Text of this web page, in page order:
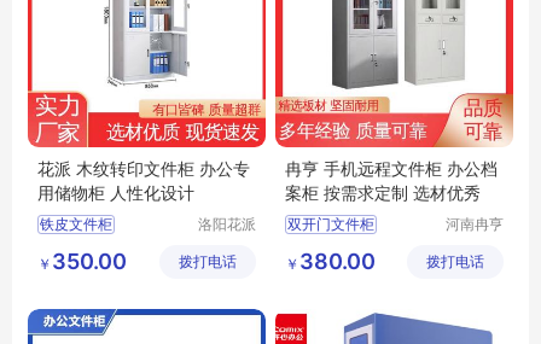
花派 木纹转印文件柜 办公专
用储物柜 人性化设计
铁皮文件柜
木纹转印文件柜
办公资料收纳柜
洛阳花派
有限公司
￥ 350.00 拨打电话
冉亨 手机远程文件柜 办公档
案柜 按需求定制 选材优秀
双开门文件柜
分体文件柜
加厚资料柜
河南冉亨
公司
￥ 380.00 拨打电话